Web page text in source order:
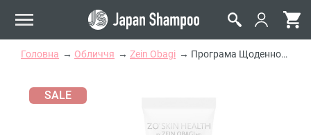
Головна Обличчя Zein Obagi Програма Щоденного Догляду Zein Obagi Zo Skin Health Daily Skin Program
SALE